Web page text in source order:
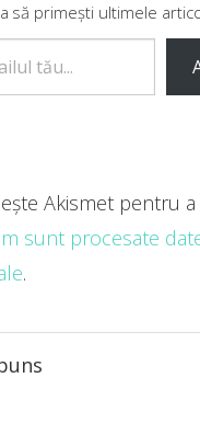
să primești ultimele
Akismet pentru
sunt procesate
.